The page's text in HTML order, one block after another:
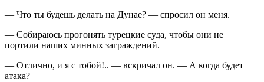
— Что ты будешь делать на Дунае? — спросил он меня.
— Собираюсь прогонять турецкие суда, чтобы они не
портили наших минных заграждений.
— Отлично, и я с тобой!.. — вскричал он. — А когда будет
атака?